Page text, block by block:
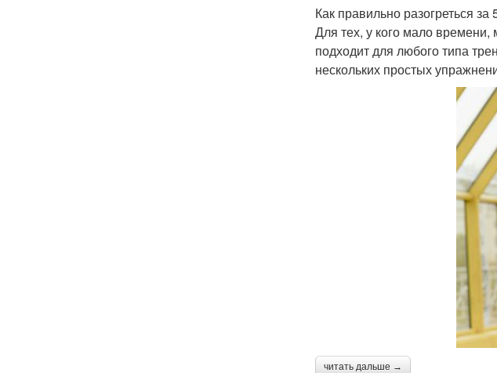
Как правильно разогреться за
Для тех, у кого мало времени,
подходит для любого типа
нескольких простых
читать дальше →